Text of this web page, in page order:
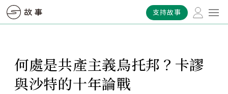
支持故事
何處是共產主義烏托邦？卡謬
與沙特的十年論戰